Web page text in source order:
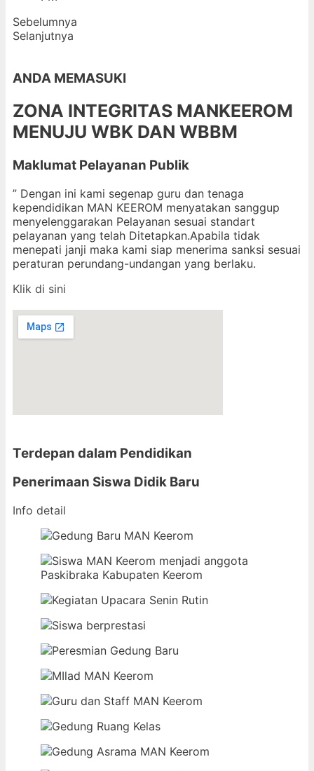
Sebelumnya
Selanjutnya
ANDA MEMASUKI
ZONA INTEGRITAS MANKEEROM
MENUJU WBK DAN WBBM
Maklumat Pelayanan Publik
” Dengan ini kami segenap guru dan tenaga
kependidikan MAN KEEROM menyatakan sanggup
menyelenggarakan Pelayanan sesuai standart
pelayanan yang telah Ditetapkan.Apabila tidak
menepati janji maka kami siap menerima sanksi sesuai
peraturan perundang-undangan yang berlaku.
Klik di sini
Terdepan dalam Pendidikan
Penerimaan Siswa Didik Baru
Info detail